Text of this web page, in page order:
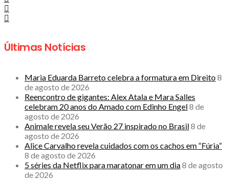
Últimas Notícias
Maria Eduarda Barreto celebra a formatura em Direito8
de agosto de 2026
Reencontro de gigantes: Alex Atala e Mara Salles
celebram 20 anos do Amado com Edinho Engel8 de
agosto de 2026
Animale revela seu Verão 27 inspirado no Brasil8 de
agosto de 2026
Alice Carvalho revela cuidados com os cachos em “Fúria”
8 de agosto de 2026
5 séries da Netflix para maratonar em um dia8 de agosto
de 2026